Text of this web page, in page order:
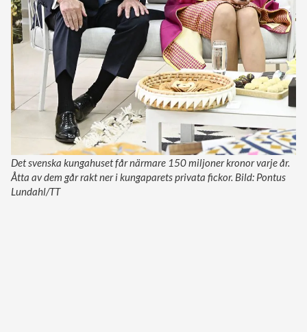
Det svenska kungahuset får närmare 150 miljoner kronor varje år.
Åtta av dem går rakt ner i kungaparets privata fickor. Bild: Pontus
Lundahl/TT